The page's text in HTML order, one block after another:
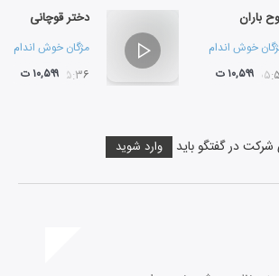
باران
خوش اندام
۱۰,۵۹۹ ت
دختر قوچانی
مژگان خوش اندام
۰۵:۳۶ ۱۰,۵۹۹ ت
شرکت در گفتگو باید وارد شوید